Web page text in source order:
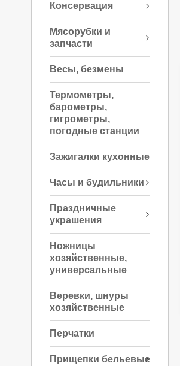
Консервация
Мясорубки и
запчасти
Весы, безмены
Термометры,
барометры,
гигрометры,
погодные станции
Зажигалки кухонные
Часы и будильники
Праздничные
украшения
Ножницы
хозяйственные,
универсальные
Веревки, шнуры
хозяйственные
Перчатки
Прищепки бельевые